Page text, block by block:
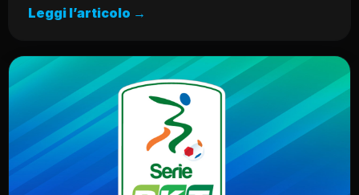
Leggi l’articolo →